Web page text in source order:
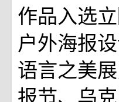
作品入选
户外海报
语言之美
报节、乌